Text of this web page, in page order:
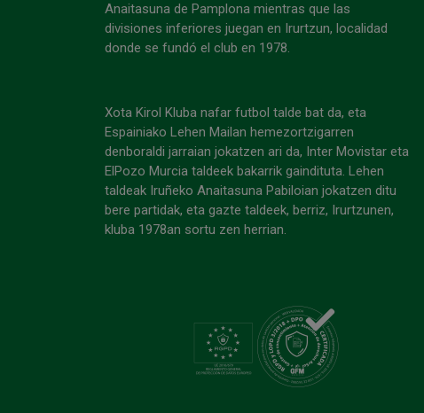
Anaitasuna de Pamplona mientras que las
divisiones inferiores juegan en Irurtzun, localidad
donde se fundó el club en 1978.
Xota Kirol Kluba nafar futbol talde bat da, eta
Espainiako Lehen Mailan hemezortzigarren
denboraldi jarraian jokatzen ari da, Inter Movistar eta
ElPozo Murcia taldeek bakarrik gaindituta. Lehen
taldeak Iruñeko Anaitasuna Pabiloian jokatzen ditu
bere partidak, eta gazte taldeek, berriz, Irurtzunen,
kluba 1978an sortu zen herrian.